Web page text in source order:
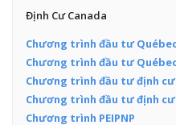
Định Cư Canada
Chương trình đầu tư
Chương trình đầu tư
Chương trình đầu tư định
Chương trình đầu tư định
Chương trình PEIPNP